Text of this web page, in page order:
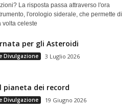
La risposta passa attraverso l'ora
l'orologio siderale, che permette di
volta celeste
per gli Asteroidi
Divulgazione 3 Luglio 2026
pianeta dei record
Divulgazione 19 Giugno 2026